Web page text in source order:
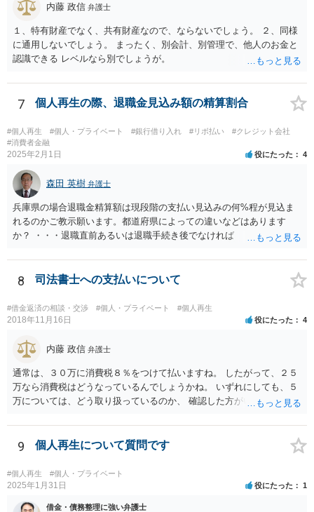
内藤 政信 弁護士
１、特有財産でなく、共有財産なので、ならないでしょう。 ２、同様
に通用しないでしょう。 まったく、別会計、別管理で、他人のお金と
認識できる レベルなら別でしょうが。
7 個人再生の際、退職金見込み額の精算割合
#個人再生 #個人・プライベート #銀行借り入れ #リボ払い
#クレジット会社
#消費者金融
2025年2月1日 役にたった 4
森田 英樹 弁護士
兵庫県の場合退職金精算額は現段階の支払い見込みの何%程が見込ま
れるのかご教示願います。都道府県によっての違いなどはあります
か？ ・・・退職直前あるいは退職手続き後でなければ １２・５％が
準でしょう。 また着手して頂いてから最短どのくらいで認可されるの
でしょうか？ ・・・受任通知を送付して 債権者からの債権調査票が
回答されるまで ２か月程度 その間に準備が進めば 直ちに申し立
てが可能で しっかりした申立てを行えば ほぼ補正がなく ２～３
週間で開始決定がでて それから ２か月程度で認可となる流れで
8 司法書士への支払いについて
#借金返済の相談・交渉 #個人・プライベート #個人再生
2018年11月16日 役にたった 4
内藤 政信 弁護士
通常は、３０万に消費税８％をつけて払いますね。 したがって、２５
万なら消費税はどうなっているんでしょうかね。 いずれにしても、５
万については、どう取り扱っているのか、 確認した方がいいでしょ
は遠慮なく聞く事ですよ。
9 個人再生について質問です
#個人再生 #個人・プライベート
2025年1月31日 役にたった 1
借金・債務整理に強い弁護士